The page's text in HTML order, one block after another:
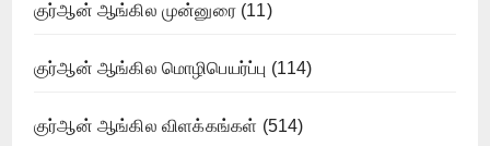
குர்ஆன் ஆங்கில முன்னுரை(11)
குர்ஆன் ஆங்கில மொழிபெயர்ப்பு (114)
குர்ஆன் ஆங்கில விளக்கங்கள் (514)